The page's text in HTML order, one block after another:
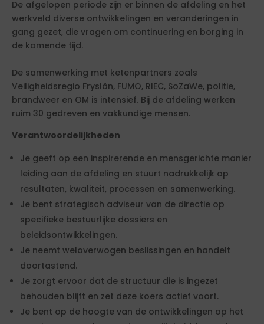
De afgelopen periode zijn er binnen de afdeling en het
werkveld diverse ontwikkelingen en veranderingen in
gang gezet, die vragen om continuering en borging in
de komende tijd.
De samenwerking met ketenpartners zoals
Veiligheidsregio Fryslân, FUMO, RIEC, SoZaWe, politie,
brandweer en OM is intensief. Bij de afdeling werken
ruim 30 gedreven en vakkundige mensen.
Verantwoordelijkheden
Je geeft op een inspirerende en mensgerichte manier
leiding aan de afdeling en stuurt nadrukkelijk op
resultaten, kwaliteit, processen en samenwerking.
Je bent strategisch adviseur van de directie op
specifieke bestuurlijke dossiers en
beleidsontwikkelingen.
Je neemt weloverwogen beslissingen en handelt
doortastend.
Je zorgt ervoor dat de structuur die is ingezet
behouden blijft en zet deze koers actief voort.
Je bent op de hoogte van de ontwikkelingen op het